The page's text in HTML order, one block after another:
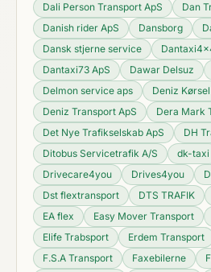
Dali Person Transport ApS
Dan
Danish rider ApS
Dansborg
Dansk stjerne service
Dantaxi73 ApS
Dawar Delsuz
Delmon service aps
Deniz Kørsel
Deniz Transport ApS
Dera Mark
Det Nye Trafikselskab ApS
DH
Ditobus Servicetrafik A/S
dk-taxi
Drivecare4you
Drives4you
Dst flextransport
DTS TRAFIK
EA flex
Easy Mover Transport
Elife Trabsport
Erdem Transport
F.S.A Transport
Faxebilerne